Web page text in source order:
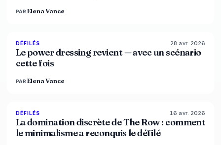
PAR Elena Vance
86% 61
DÉFILÉS 28 avr. 2026
Le power dressing revient — avec un scénario
cette fois
PAR Elena Vance
93% 67
DÉFILÉS 16 avr. 2026
La domination discrète de The Row : comment
le minimalisme a reconquis le défilé